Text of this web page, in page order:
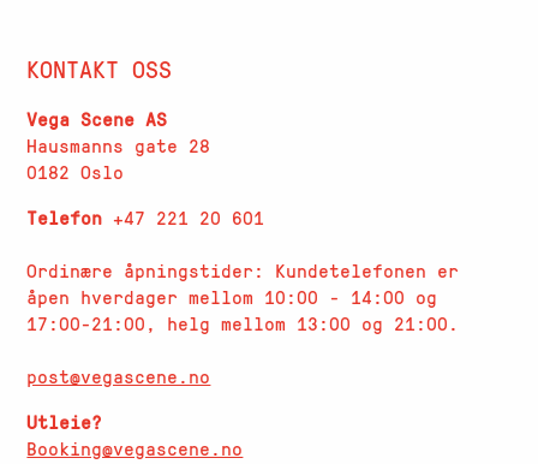
KONTAKT OSS
Vega Scene AS
Hausmanns gate 28
0182 Oslo
Telefon+47 221 20 601
Ordinære åpningstider: Kundetelefonen er
åpen hverdager mellom 10:00 - 14:00 og
17:00-21:00, helg mellom 13:00 og 21:00.
post@vegascene.no
Utleie?
Booking@vegascene.no